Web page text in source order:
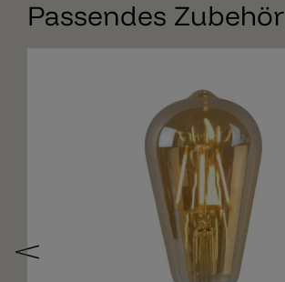
Passendes Zubehör